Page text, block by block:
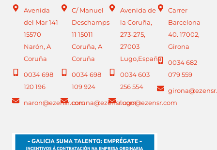
Avenida
del Mar 141
15570
Narón, A
Coruña
0034 698
120 196
naron@ezensr.com
C/ Manuel
Deschamps
11 15011
Coruña, A
Coruña
0034 698
109 924
coruna@ezensr.com
Avenida de
la Coruña,
273-275,
27003
Lugo,España
0034 603
256 554
lugo@ezensr.com
Carrer
Barcelona
40. 17002,
Girona
0034 682
079 559